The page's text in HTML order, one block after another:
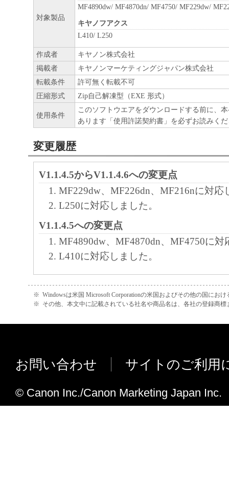
のために、「キヤノン製品」に直接または
通じ接続される複数のコンピューター（以
と言います。）において、「本ソフトウェ
契約書においては、「本ソフトウェア」を
の記憶媒体上にインストールすること、ま
ターにおいて表示すること、アクセスする
実行することのいずれも含むものとします
非独占的権利をお客様に対して許諾します
た「指定機器」にネットワークを通じて接
ューター上で、かかるコンピューターの使
「本ソフトウェア」を使用させることがで
るコンピューターの使用者に本契約書上の
を遵守させるとともに、その履行に関し全
を条件とします。
(2) お客様は、上記(1)に基づいて「本ソフ
するためのバックアップとして、「本ソフ
部、複製することができます。
(3) 上記(1)および(2)に定める場合を除き、
ヤノンのライセンサーのいかなる知的財産
と黙示たるとを問わず、本契約書によって
るいは許諾されるものではありません。
ア」を使用させることはできません。
正、改変、逆コンパイル、逆アセンブル、
エンジニアリング等することはできません
対象製品
MF4890dw/ MF4870dn/ MF4750/ MF229dw/
キヤノフアクス
L410/ L250
作成者
キヤノン株式会社
掲載者
キヤノンマーケティングジャパン株式会社
転載条件
許可無く転載不可
圧縮形式
Zip自己解凍型（EXE 形式）
使用条件
このソフトウエアをダウンロードする前に、
あります「使用許諾契約書」を必ずお読みく
変更履歴
V1.1.4.5からV1.1.4.6への変更点
MF229dw、MF226dn、MF216nに対応
L250に対応しました。
V1.1.4.5への変更点
MF4890dw、MF4870dn、MF4750に対
L410に対応しました。
※ Windowsは米国 Microsoft Corporationの米国およびその他の国にお
※ その他、本文中に記載されている社名や商品名は、各社の登録商標
お問い合わせ サイトのご利用
© Canon Inc./Canon Marketing Japan Inc.